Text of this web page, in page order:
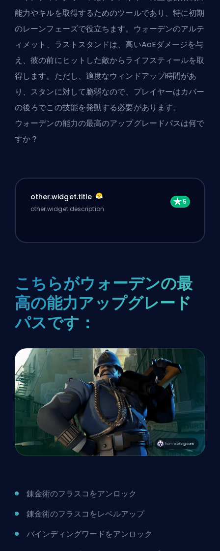
能力やキルを取得するためのツールであり、特に初期
のレーンフェーズで役立ちます。ウォーデンのアルテ
ィメット、ラストスタンドは、高いAoEダメージを与
え、彼の前にヒットした敵からライフスティールを取
得します。ただし、適度なウィンドアップ時間があ
り、スタンに対して脆弱なので、プレイヤーはカバー
の後ろでこの技能を発動する必要があります。
ウォーデンの能力の最高のアップグレードパスは何で
すか？
other.widget.title
other.widget.description
こちらがウォーデンの最
高の能力アップグレード
パスです：
錬金術のフラスコをアンロック
錬金術のフラスコをレベルアップ
バインディングワードをアンロック